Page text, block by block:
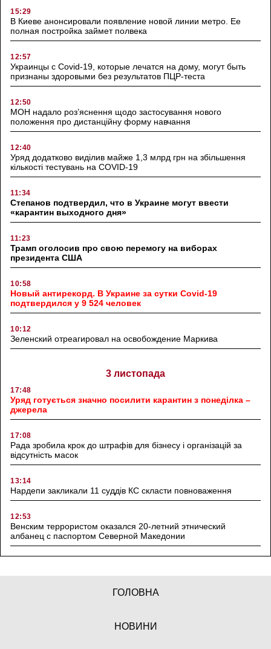
15:29
В Киеве анонсировали появление новой линии метро. Ее
полная постройка займет полвека
12:57
Украинцы с Covid-19, которые лечатся на дому, могут быть
признаны здоровыми без результатов ПЦР-теста
12:50
МОН надало роз’яснення щодо застосування нового
положення про дистанційну форму навчання
12:40
Уряд додатково виділив майже 1,3 млрд грн на збільшення
кількості тестувань на COVID-19
11:34
Степанов подтвердил, что в Украине могут ввести
«карантин выходного дня»
11:23
Трамп оголосив про свою перемогу на виборах
президента США
10:58
Новый антирекорд. В Украине за сутки Covid-19
подтвердился у 9 524 человек
10:12
Зеленский отреагировал на освобождение Маркива
3 листопада
17:48
Уряд готується значно посилити карантин з понеділка –
джерела
17:08
Рада зробила крок до штрафів для бізнесу і організацій за
відсутність масок
13:14
Нардепи закликали 11 суддів КС скласти повноваження
12:53
Венским террористом оказался 20-летний этнический
албанец с паспортом Северной Македонии
ГОЛОВНА
НОВИНИ